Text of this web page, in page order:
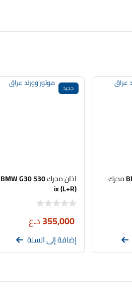
كازكيت اصلي BMW محرك
جديد
اذان محرك BMW G30 530
ix (L+R)
355,000د.ع
إضافة إلى السلة